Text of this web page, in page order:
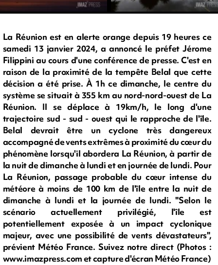
La Réunion est en alerte orange depuis 19 heures ce
samedi 13 janvier 2024, a annoncé le préfet Jérome
Filippini au cours d'une conférence de presse. C'est en
raison de la proximité de la tempête Belal que cette
décision a été prise. À 1h ce dimanche, le centre du
système se situait à 355 km au nord-nord-ouest de La
Réunion. Il se déplace à 19km/h, le long d'une
trajectoire sud - sud - ouest qui le rapproche de l'île.
Belal devrait être un cyclone très dangereux
accompagné de vents extrêmes à proximité du cœur du
phénomène lorsqu'il abordera La Réunion, à partir de
la nuit de dimanche à lundi et en journée de lundi. Pour
La Réunion, passage probable du cœur intense du
météore à moins de 100 km de l'île entre la nuit de
dimanche à lundi et la journée de lundi. "Selon le
scénario actuellement privilégié, l'île est
potentiellement exposée à un impact cyclonique
majeur, avec une possibilité de vents dévastateurs",
prévient Météo France. Suivez notre direct (Photos :
www.imazpress.com et capture d'écran Météo France)